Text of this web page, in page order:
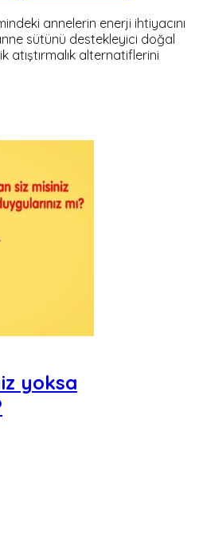
annelerin enerji ihtiyacını
sütünü destekleyici doğal
atıştırmalık alternatiflerini
yoksa